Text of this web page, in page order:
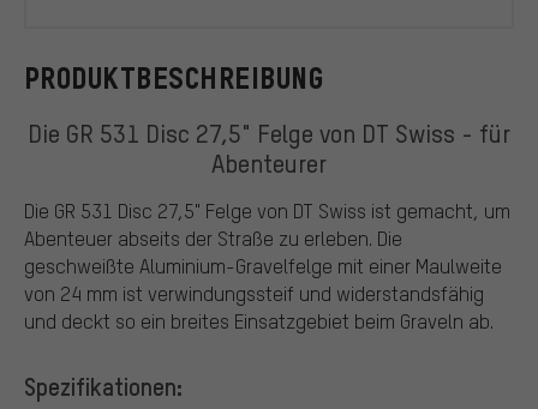
PRODUKTBESCHREIBUNG
Die GR 531 Disc 27,5" Felge von DT Swiss - für
Abenteurer
Die GR 531 Disc 27,5" Felge von DT Swiss ist gemacht, um
Abenteuer abseits der Straße zu erleben. Die
geschweißte Aluminium-Gravelfelge mit einer Maulweite
von 24 mm ist verwindungssteif und widerstandsfähig
und deckt so ein breites Einsatzgebiet beim Graveln ab.
Spezifikationen: